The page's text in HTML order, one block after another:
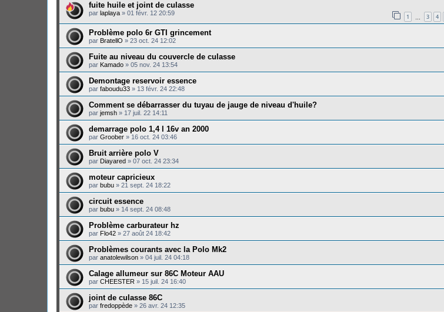
fuite huile et joint de culasse
par laplaya » 01 févr. 12 20:59 1 3 4
Problème polo 6r GTI grincement
par BratellO » 23 oct. 24 12:02
Fuite au niveau du couvercle de culasse
par Kamado » 05 nov. 24 13:54
Demontage reservoir essence
par faboudu33 » 13 févr. 24 22:48
Comment se débarrasser du tuyau de jauge de niveau d'huile?
par jemsh » 17 juil. 22 14:11
demarrage polo 1,4 l 16v an 2000
par Groober » 16 oct. 24 03:46
Bruit arrière polo V
par Diayared » 07 oct. 24 23:34
moteur capricieux
par bubu » 21 sept. 24 18:22
circuit essence
par bubu » 14 sept. 24 08:48
Problème carburateur hz
par Flo42 » 27 août 24 18:42
Problèmes courants avec la Polo Mk2
par anatolewilson » 04 juil. 24 04:18
Calage allumeur sur 86C Moteur AAU
par CHEESTER » 15 juil. 24 16:40
joint de culasse 86C
par fredoppède » 26 avr. 24 12:35